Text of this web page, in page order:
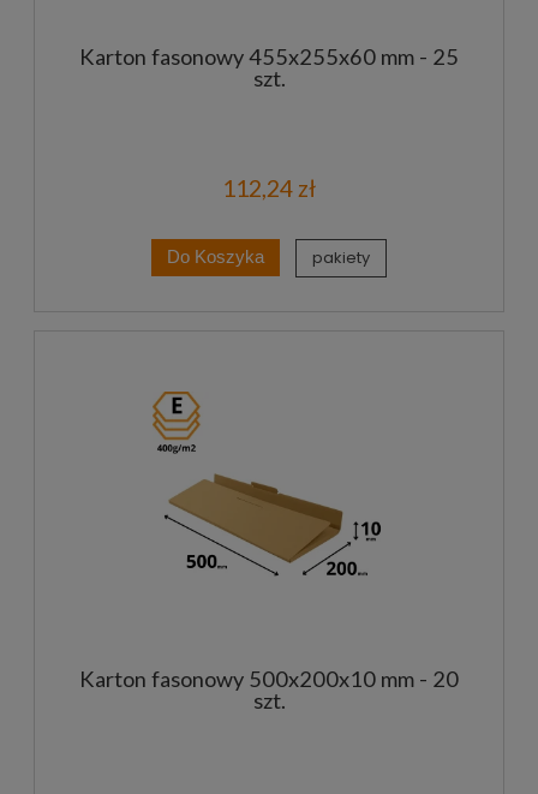
Karton fasonowy 455x255x60 mm - 25
szt.
112,24 zł
Do Koszyka pakiety
Karton fasonowy 500x200x10 mm - 20
szt.